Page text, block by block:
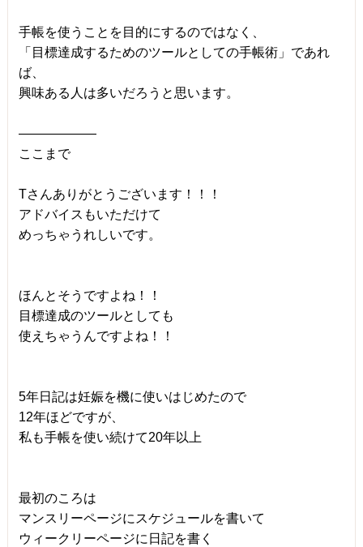
手帳を使うことを目的にするのではなく、
「目標達成するためのツールとしての手帳術」であれ
ば、
興味ある人は多いだろうと思います。
――――――
ここまで
Tさんありがとうございます！！！
アドバイスもいただけて
めっちゃうれしいです。
ほんとそうですよね！！
目標達成のツールとしても
使えちゃうんですよね！！
5年日記は妊娠を機に使いはじめたので
12年ほどですが、
私も手帳を使い続けて20年以上
最初のころは
マンスリーページにスケジュールを書いて
ウィークリーページに日記を書く